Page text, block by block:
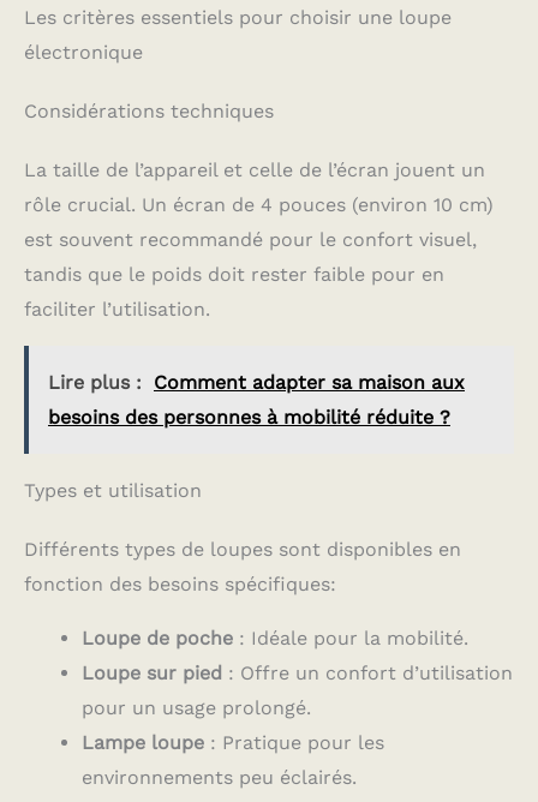
Les critères essentiels pour choisir une loupe
électronique
Considérations techniques
La taille de l’appareil et celle de l’écran jouent un
rôle crucial. Un écran de 4 pouces (environ 10 cm)
est souvent recommandé pour le confort visuel,
tandis que le poids doit rester faible pour en
faciliter l’utilisation.
Lire plus :
Comment adapter sa maison aux
besoins des personnes à mobilité réduite ?
Types et utilisation
Différents types de loupes sont disponibles en
fonction des besoins spécifiques:
Loupe de poche : Idéale pour la mobilité.
Loupe sur pied : Offre un confort d’utilisation
pour un usage prolongé.
Lampe loupe : Pratique pour les
environnements peu éclairés.